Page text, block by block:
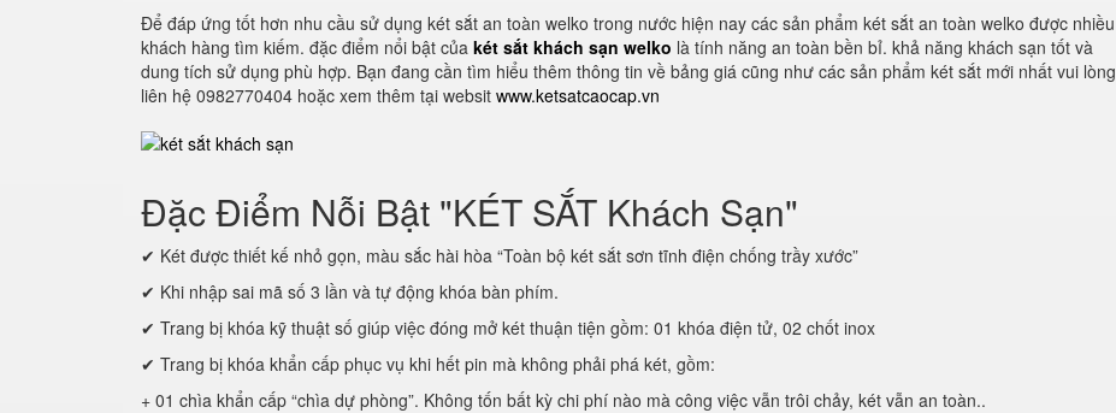
Để đáp ứng tốt hơn nhu cầu sử dụng két sắt an toàn welko trong nước hiện nay các sản phẩm két sắt an toàn welko được nhiều
khách hàng tìm kiếm. đặc điểm nổi bật của két sắt khách sạn welko là tính năng an toàn bền bỉ. khả năng khách sạn tốt và
dung tích sử dụng phù hợp. Bạn đang cần tìm hiểu thêm thông tin về bảng giá cũng như các sản phẩm két sắt mới nhất vui lòng
liên hệ 0982770404 hoặc xem thêm tại websit www.ketsatcaocap.vn
Đặc Điểm Nỗi Bật "KÉT SẮT Khách Sạn"
✔ Két được thiết kế nhỏ gọn, màu sắc hài hòa “Toàn bộ két sắt sơn tĩnh điện chống trầy xước”
✔ Khi nhập sai mã số 3 lần và tự động khóa bàn phím.
✔ Trang bị khóa kỹ thuật số giúp việc đóng mở két thuận tiện gồm: 01 khóa điện tử, 02 chốt inox
✔ Trang bị khóa khẩn cấp phục vụ khi hết pin mà không phải phá két, gồm:
+ 01 chìa khẩn cấp “chìa dự phòng”. Không tốn bất kỳ chi phí nào mà công việc vẫn trôi chảy, két vẫn an toàn..